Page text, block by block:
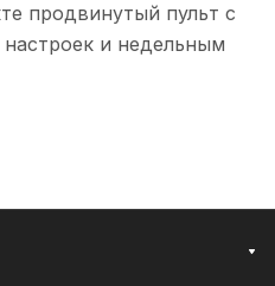
продвинутый пульт с
и недельным